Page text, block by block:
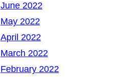
June 2022
May 2022
April 2022
March 2022
February 2022